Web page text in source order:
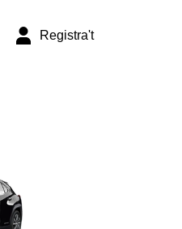
Registra't